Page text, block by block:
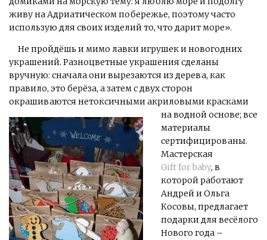
живу на Адриатическом побережье, поэтому часто
использую для своих изделий то, что дарит море».
Не пройдёшь и мимо лавки игрушек и новогодних
украшений. Разноцветные украшения сделаны
вручную: сначала они вырезаются из дерева, как
правило, это берёза, а затем с двух сторон
окрашиваются нетоксичными акриловыми красками
на водной основе; все
материалы
сертифицированы.
Мастерская
Gift for baby, в
которой работают
Андрей и Ольга
Косовы, предлагает
подарки для весёлого
Нового года –